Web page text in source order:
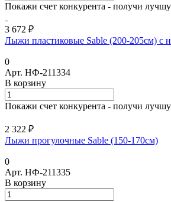
Покажи счет конкурента - получи
3 672 ₽
Лыжи пластиковые Sable (200-205см) с
0
Арт. НФ-211334
В корзину
Покажи счет конкурента - получи
2 322 ₽
Лыжи прогулочные Sable (150-170см)
0
Арт. НФ-211335
В корзину